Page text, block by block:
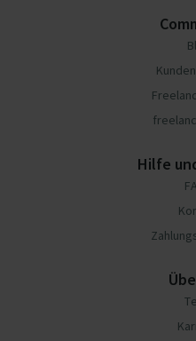
Hilfe